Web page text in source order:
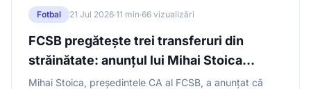
Fotbal 21 Jul 2026·11 min·66 vizualizări
FCSB pregătește trei transferuri din
străinătate: anunțul lui Mihai Stoica
înaintea dublei cu FK Auda
Mihai Stoica, președintele CA al FCSB, a anunțat că